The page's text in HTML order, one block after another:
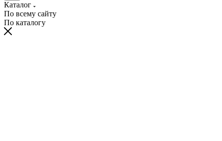
Каталог
По всему сайту
По каталогу